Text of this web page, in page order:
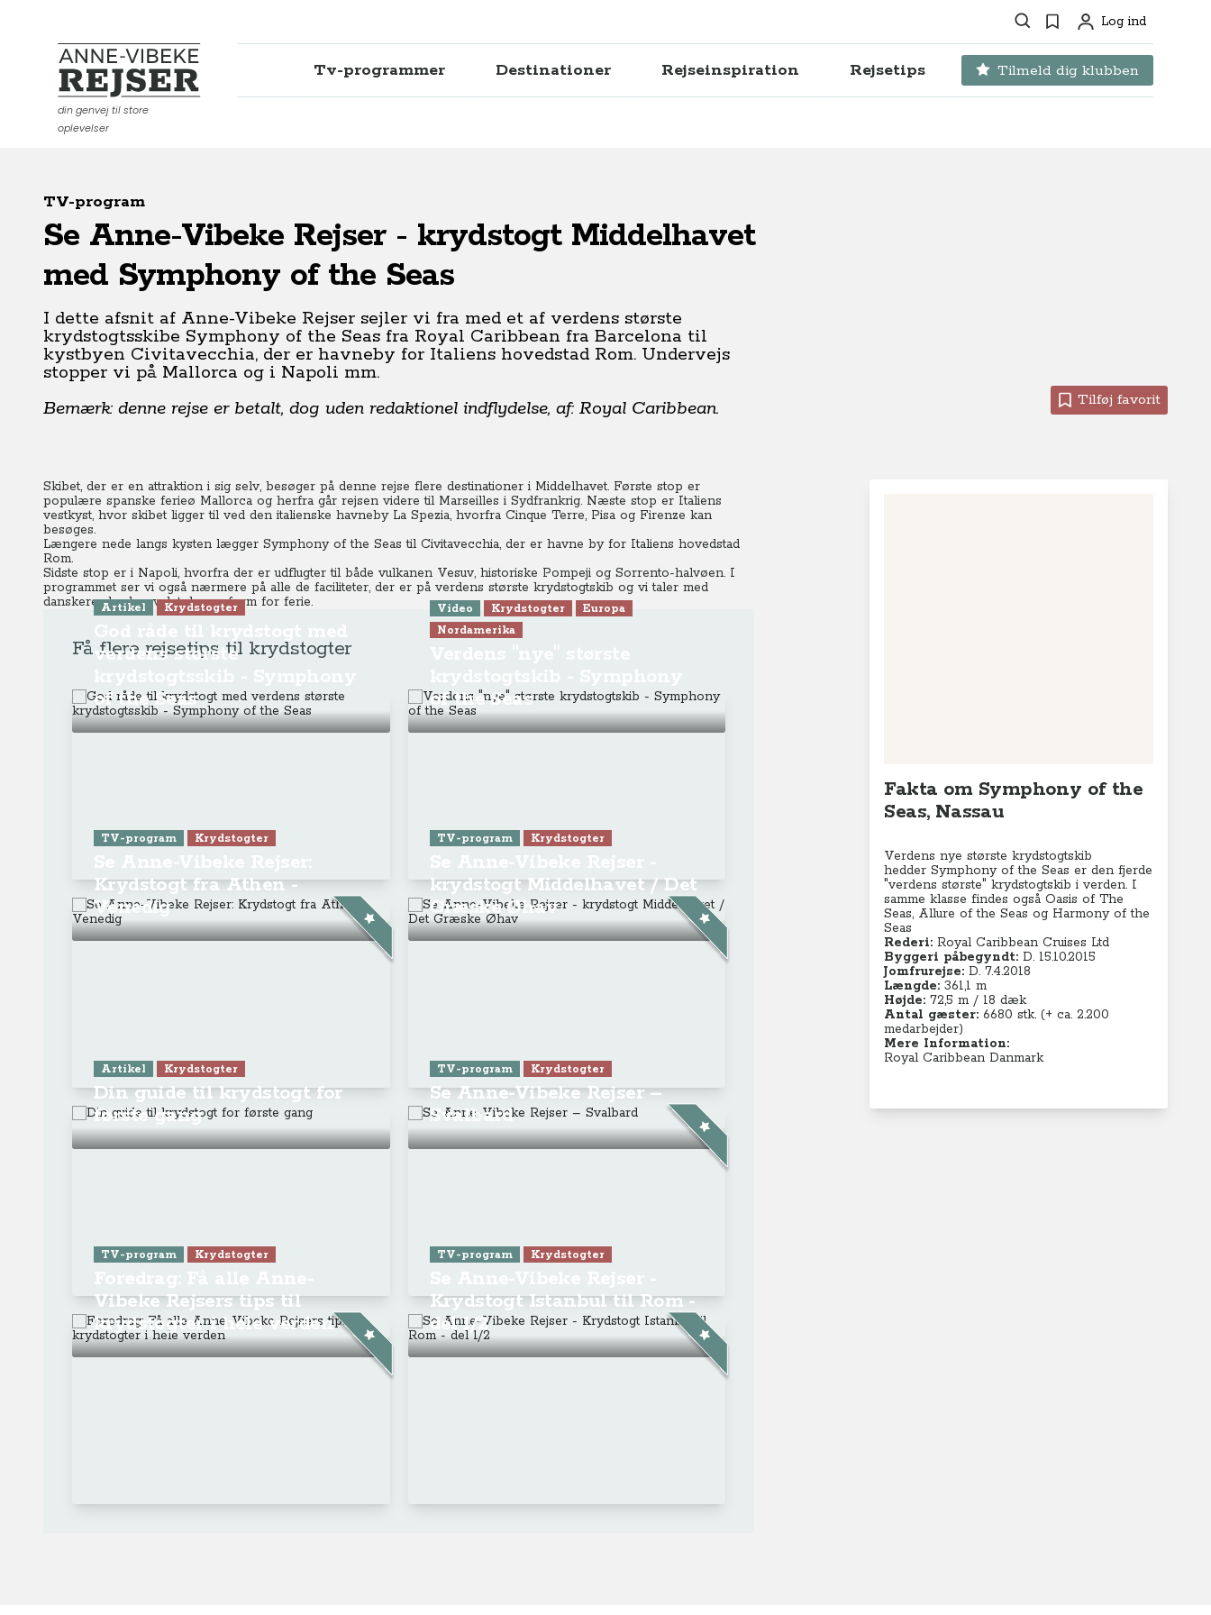
Søg Favoritter
ProfilLog ind
Anne-Vibeke Rejser
din genvej til store
oplevelser
Tv-programmer Destinationer Rejseinspiration Rejsetips Tilmeld dig klubben
TV-program
Se Anne-Vibeke Rejser - krydstogt Middelhavet
med Symphony of the Seas
I dette afsnit af Anne-Vibeke Rejser sejler vi fra med et af verdens største
krydstogtsskibe Symphony of the Seas fra Royal Caribbean fra Barcelona til
kystbyen Civitavecchia, der er havneby for Italiens hovedstad Rom. Undervejs
stopper vi på Mallorca og i Napoli mm.
Bemærk: denne rejse er betalt, dog uden redaktionel indflydelse, af: Royal Caribbean.
Tilføj favorit
Skibet, der er en attraktion i sig selv, besøger på denne rejse flere destinationer i Middelhavet. Første stop er
populære spanske ferieø Mallorca og herfra går rejsen videre til Marseilles i Sydfrankrig. Næste stop er Italiens
vestkyst, hvor skibet ligger til ved den italienske havneby La Spezia, hvorfra Cinque Terre, Pisa og Firenze kan
besøges.
Længere nede langs kysten lægger Symphony of the Seas til Civitavecchia, der er havne by for Italiens hovedstad
Rom.
Sidste stop er i Napoli, hvorfra der er udflugter til både vulkanen Vesuv, historiske Pompeji og Sorrento-halvøen. I
programmet ser vi også nærmere på alle de faciliteter, der er på verdens største krydstogtskib og vi taler med
danskere, der har valgt denne form for ferie.
Få flere rejsetips til krydstogter
Artikel Krydstogter
verdens største
of the Seas
Video Krydstogter
Europa
Nordamerika
of the Seas
TV-program Krydstogter
Krydstogt fra Athen -
Venedig
TV-program Krydstogter
krydstogt Middelhavet / Det
Græske Øhav
Artikel Krydstogter
Din guide til krydstogt for
første gang
TV-program Krydstogter
Se Anne-Vibeke Rejser –
Svalbard
TV-program Krydstogter
Vibeke Rejsers tips til
krydstogter i hele verden
TV-program Krydstogter
Krydstogt Istanbul til Rom -
del 1/2
Fakta om Symphony of the
Seas, Nassau
Verdens nye største krydstogtskib
hedder Symphony of the Seas er den fjerde
"verdens største" krydstogtskib i verden. I
samme klasse findes også Oasis of The
Seas, Allure of the Seas og Harmony of the
Seas
Rederi: Royal Caribbean Cruises Ltd
Byggeri påbegyndt: D. 15.10.2015
Jomfrurejse: D. 7.4.2018
Længde: 361,1 m
Højde: 72,5 m / 18 dæk
Antal gæster: 6680 stk. (+ ca. 2.200
medarbejder)
Mere Information:
Royal Caribbean Danmark